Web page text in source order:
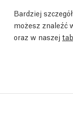
Bardziej
możesz znaleźć
oraz w naszej